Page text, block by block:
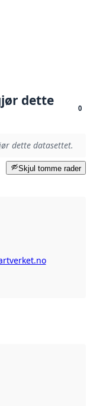
dette
0
dette datasettet.
Skjul tomme rader